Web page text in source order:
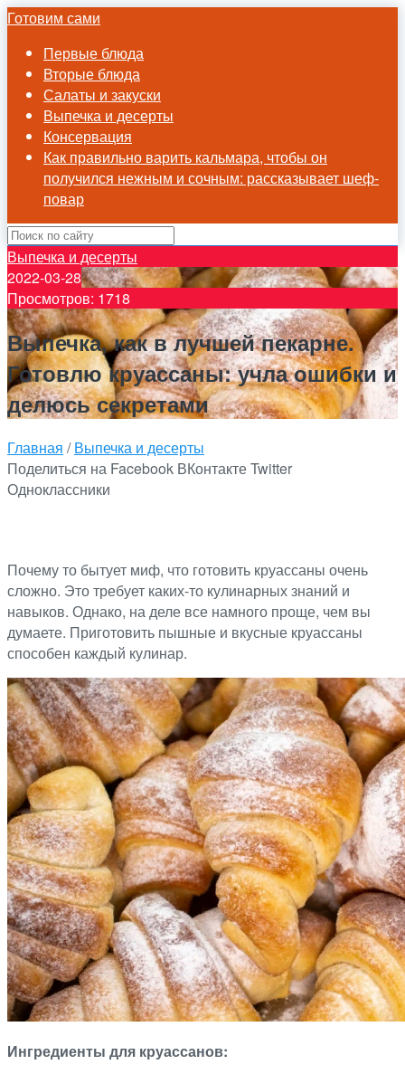
Готовим сами
Первые блюда
Вторые блюда
Салаты и закуски
Выпечка и десерты
Консервация
Как правильно варить кальмара, чтобы он
получился нежным и сочным: рассказывает шеф-
повар
Выпечка и десерты
2022-03-28
Просмотров: 1718
Выпечка, как в лучшей пекарне.
Готовлю круассаны: учла ошибки и
делюсь секретами
Главная /Выпечка и десерты
Поделиться на Facebook ВКонтактеTwitter
Одноклассники
Почему то бытует миф, что готовить круассаны очень
сложно. Это требует каких-то кулинарных знаний и
навыков. Однако, на деле все намного проще, чем вы
думаете. Приготовить пышные и вкусные круассаны
способен каждый кулинар.
Ингредиенты для круассанов: